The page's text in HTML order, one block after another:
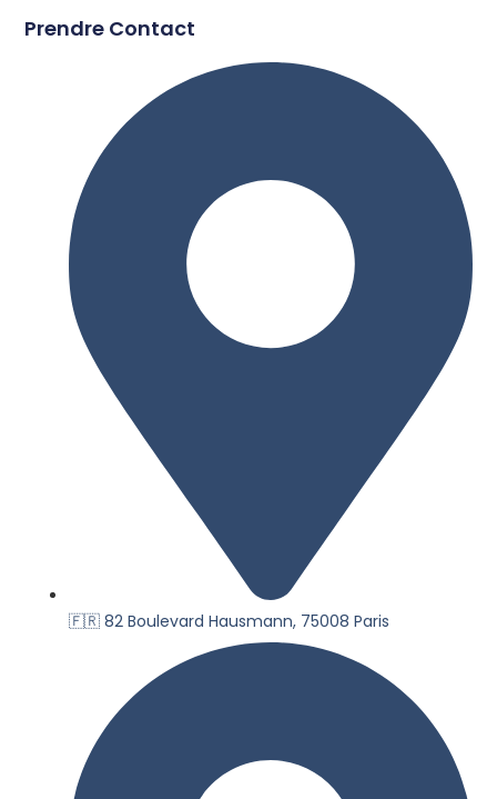
Prendre Contact
🇫🇷 82 Boulevard Hausmann, 75008 Paris